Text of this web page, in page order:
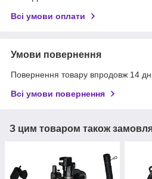
Всі умови оплати
Умови повернення
Повернення товару впродовж 14
Всі умови повернення
З цим товаром також